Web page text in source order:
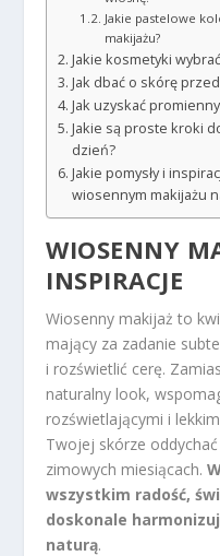
Jakie pastelowe
makijażu?
Jakie kosmetyki
Jak dbać o skórę
Jak uzyskać
Jakie są proste kroki
dzień?
Jakie pomysły i
wiosennym makijażu
WIOSENNY
INSPIRACJE
Wiosenny makijaż to
mający za zadanie
i rozświetlić cerę.
naturalny look,
rozświetlającymi i
Twojej skórze
zimowych miesiącach.
wszystkim radość,
doskonale
naturą.